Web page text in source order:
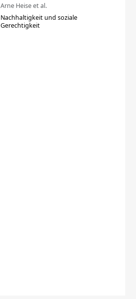
Arne Heise et al.
Nachhaltigkeit und soziale
Gerechtigkeit